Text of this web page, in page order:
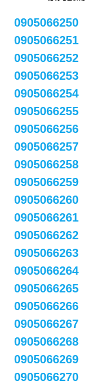
0905066250
0905066251
0905066252
0905066253
0905066254
0905066255
0905066256
0905066257
0905066258
0905066259
0905066260
0905066261
0905066262
0905066263
0905066264
0905066265
0905066266
0905066267
0905066268
0905066269
0905066270